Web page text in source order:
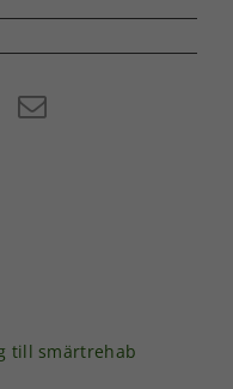
E-
till smärtrehab